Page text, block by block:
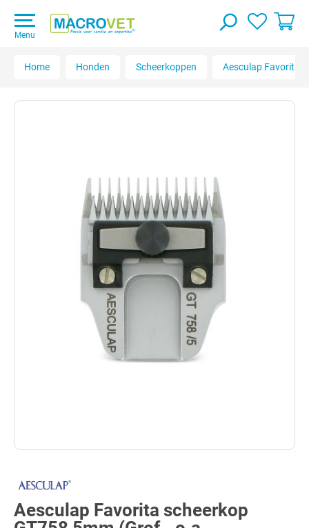
Menu
Home Honden Scheerkoppen Aesculap Favorita
Aesculap Favorita scheerkop